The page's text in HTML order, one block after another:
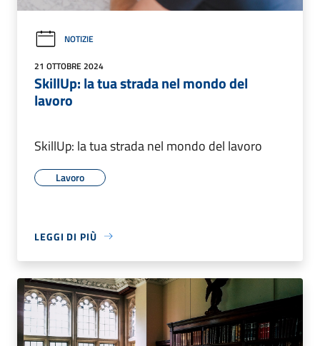
NOTIZIE
21 OTTOBRE 2024
SkillUp: la tua strada nel mondo del
lavoro
SkillUp: la tua strada nel mondo del lavoro
Lavoro
LEGGI DI PIÙ